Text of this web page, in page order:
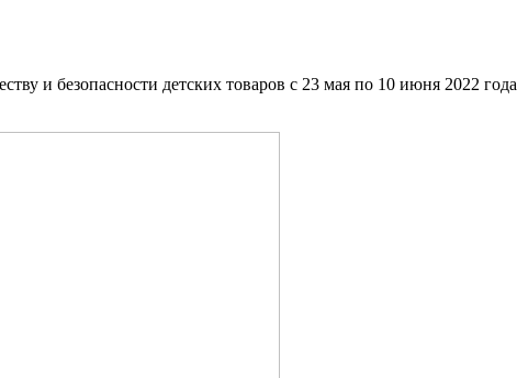
и безопасности детских товаров с 23 мая по 10 июня 2022 года